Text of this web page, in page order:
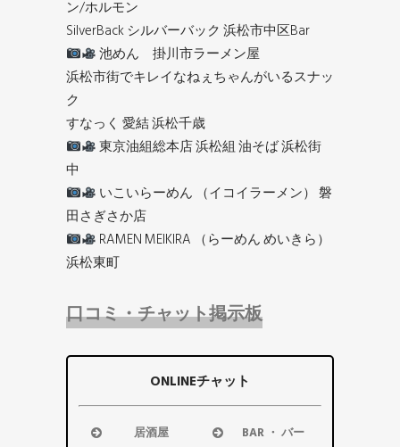
ン/ホルモン
SilverBack シルバーバック 浜松市中区Bar
池めん 掛川市ラーメン屋
浜松市街でキレイなねぇちゃんがいるスナッ
ク
すなっく 愛結 浜松千歳
東京油組総本店 浜松組 油そば 浜松街
中
いこいらーめん （イコイラーメン） 磐
田さぎさか店
RAMEN MEIKIRA （らーめん めいきら）
浜松東町
口コミ・チャット掲示板
ONLINEチャット
居酒屋 BAR ・ バー